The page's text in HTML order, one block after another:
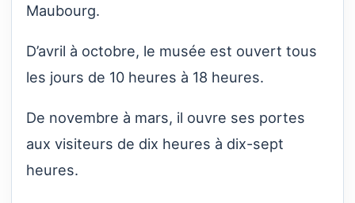
Maubourg.
D’avril à octobre, le musée est ouvert tous
les jours de 10 heures à 18 heures.
De novembre à mars, il ouvre ses portes
aux visiteurs de dix heures à dix-sept
heures.